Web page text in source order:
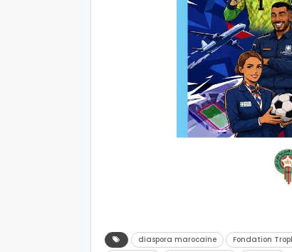
diaspora marocaine Fondation